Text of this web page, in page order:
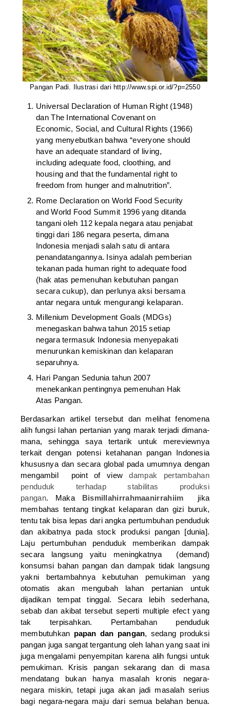
Pangan Padi. Ilustrasi dari http://www.spi.or.id/?p=2550
Universal Declaration of Human Right (1948)
dan The International Covenant on
Economic, Social, and Cultural Rights (1966)
yang menyebutkan bahwa “everyone should
have an adequate standard of living,
including adequate food, cloothing, and
housing and that the fundamental right to
freedom from hunger and malnutrition”.
Rome Declaration on World Food Security
and World Food Summit 1996 yang ditanda
tangani oleh 112 kepala negara atau penjabat
tinggi dari 186 negara peserta, dimana
Indonesia menjadi salah satu di antara
penandatangannya. Isinya adalah pemberian
tekanan pada human right to adequate food
(hak atas pemenuhan kebutuhan pangan
secara cukup), dan perlunya aksi bersama
antar negara untuk mengurangi kelaparan.
Millenium Development Goals (MDGs)
menegaskan bahwa tahun 2015 setiap
negara termasuk Indonesia menyepakati
menurunkan kemiskinan dan kelaparan
separuhnya.
Hari Pangan Sedunia tahun 2007
menekankan pentingnya pemenuhan Hak
Atas Pangan.
Berdasarkan artikel tersebut dan melihat fenomena
alih fungsi lahan pertanian yang marak terjadi dimana-
mana, sehingga saya tertarik untuk mereviewnya
terkait dengan potensi ketahanan pangan Indonesia
khususnya dan secara global pada umumnya dengan
mengambil point of viewdampak pertambahan
penduduk terhadap stabilitas produksi
pangan. Maka Bismillahirrahmaanirrahiim
jika
membahas tentang tingkat kelaparan dan gizi buruk,
tentu tak bisa lepas dari angka pertumbuhan penduduk
dan akibatnya pada stock produksi pangan [dunia].
Laju pertumbuhan penduduk memberikan dampak
secara langsung yaitu meningkatnya (demand)
konsumsi bahan pangan dan dampak tidak langsung
yakni bertambahnya kebutuhan pemukiman yang
otomatis akan mengubah lahan pertanian untuk
dijadikan tempat tinggal. Secara lebih sederhana,
sebab dan akibat tersebut seperti multiple efect yang
tak terpisahkan. Pertambahan penduduk
membutuhkan papan dan pangan, sedang produksi
pangan juga sangat tergantung oleh lahan yang saat ini
juga mengalami penyempitan karena alih fungsi untuk
pemukiman. Krisis pangan sekarang dan di masa
mendatang bukan hanya masalah kronis negara-
negara miskin, tetapi juga akan jadi masalah serius
bagi negara-negara maju dari semua belahan benua.